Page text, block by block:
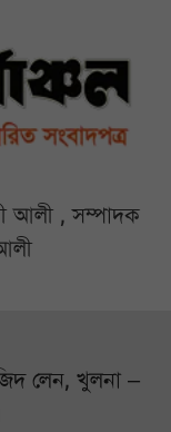
আলী , সম্পাদক
লেন, খুলনা –